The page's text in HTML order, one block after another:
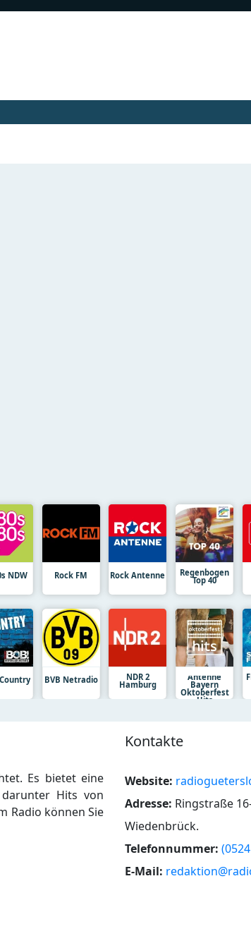
NDW Rock FM Rock Antenne Regenbogen
Top 40
BVB Netradio NDR 2
Hamburg
Antenne
Bayern
Oktoberfest
Hits
Es bietet eine
darunter Hits von
Radio können Sie
Kontakte
Website:
Adresse: Ringstraße
Wiedenbrück.
Telefonnummer:
E-Mail: